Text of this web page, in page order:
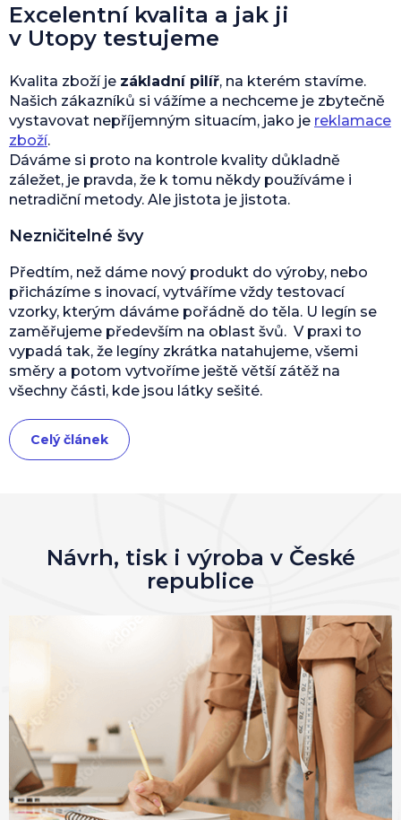
Excelentní kvalita a jak ji
v Utopy testujeme
Kvalita zboží je základní pilíř, na kterém stavíme.
Našich zákazníků si vážíme a nechceme je zbytečně
vystavovat nepříjemným situacím, jako je reklamace
zboží.
Dáváme si proto na kontrole kvality důkladně
záležet, je pravda, že k tomu někdy používáme i
netradiční metody. Ale jistota je jistota.
Nezničitelné švy
Předtím, než dáme nový produkt do výroby, nebo
přicházíme s inovací, vytváříme vždy testovací
vzorky, kterým dáváme pořádně do těla. U legín se
zaměřujeme především na oblast švů. V praxi to
vypadá tak, že legíny zkrátka natahujeme, všemi
směry a potom vytvoříme ještě větší zátěž na
všechny části, kde jsou látky sešité.
Celý článek
Návrh, tisk i výroba v České
republice